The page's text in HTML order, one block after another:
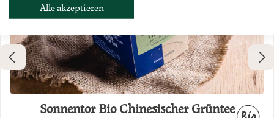
Alle akzeptieren
Sonnentor Bio Chinesischer Grüntee